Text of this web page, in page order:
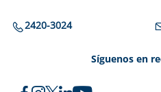
2420-3024
Síguenos en